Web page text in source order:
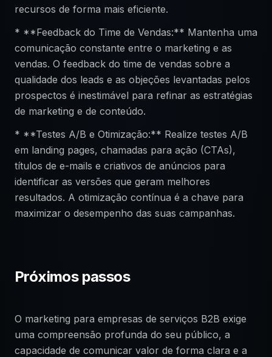
recursos de forma mais eficiente.
* **Feedback do Time de Vendas:** Mantenha uma
comunicação constante entre o marketing e as
vendas. O feedback do time de vendas sobre a
qualidade dos leads e as objeções levantadas pelos
prospectos é inestimável para refinar as estratégias
de marketing e de conteúdo.
* **Testes A/B e Otimização:** Realize testes A/B
em landing pages, chamadas para ação (CTAs),
títulos de e-mails e criativos de anúncios para
identificar as versões que geram melhores
resultados. A otimização contínua é a chave para
maximizar o desempenho das suas campanhas.
Próximos passos
O marketing para empresas de serviços B2B exige
uma compreensão profunda do seu público, a
capacidade de comunicar valor de forma clara e a